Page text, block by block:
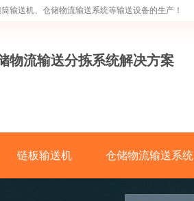
输送机、仓储物流输送系统等输送设备的生产！
物流输送分拣系统解决方案
链板输送机 仓储物流输送系统